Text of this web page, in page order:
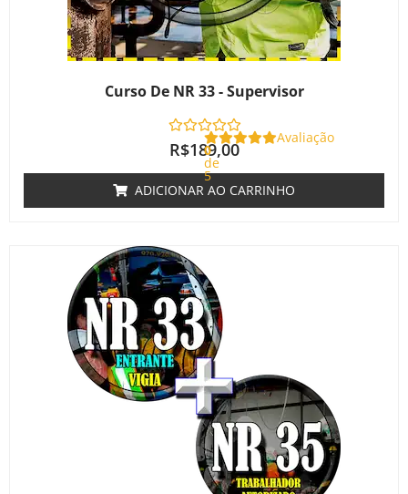
Curso De NR 33 - Supervisor
Avaliação
0
de
5
R$189,00
ADICIONAR AO CARRINHO